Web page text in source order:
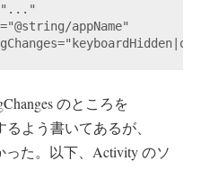
appName"
のところを
るよう書いてあるが、
った。以下、Activity のソ